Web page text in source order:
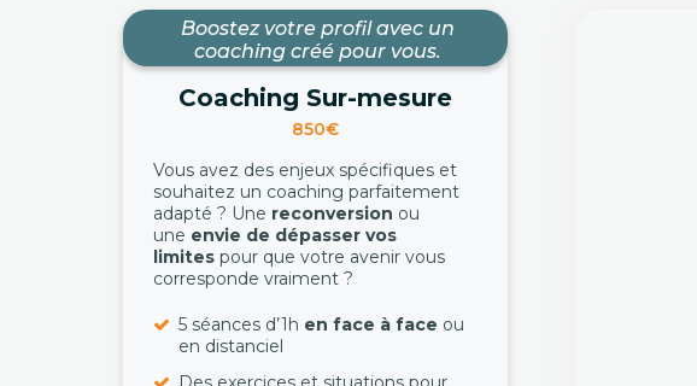
Boostez votre profil avec un
coaching créé pour vous.
Coaching Sur-mesure
850€
Vous avez des enjeux spécifiques et
souhaitez un coaching parfaitement
adapté ? Une reconversion ou
une envie de dépasser vos
limites pour que votre avenir vous
corresponde vraiment ?
5 séances d’1h en face à face ou
en distanciel